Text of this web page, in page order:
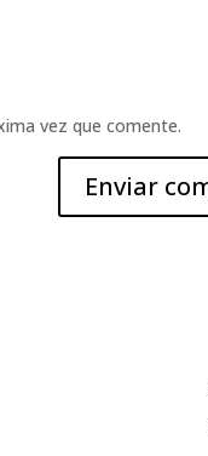
vez que comente.